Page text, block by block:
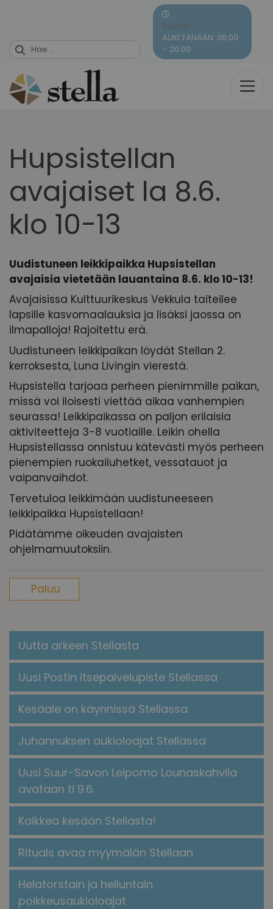
content
Suljettu
AUKI TÄNÄÄN: 06:00
– 20:00
Hupsistellan
avajaiset la 8.6.
klo 10-13
Uudistuneen leikkipaikka Hupsistellan
avajaisia vietetään lauantaina 8.6. klo 10-13!
Avajaisissa Kulttuurikeskus Vekkula taiteilee
lapsille kasvomaalauksia ja lisäksi jaossa on
ilmapalloja! Rajoitettu erä.
Uudistuneen leikkipaikan löydät Stellan 2.
kerroksesta, Luna Livingin vierestä.
Hupsistella tarjoaa perheen pienimmille paikan,
missä voi iloisesti viettää aikaa vanhempien
seurassa! Leikkipaikassa on paljon erilaisia
aktiviteetteja 3-8 vuotiaille. Leikin ohella
Hupsistellassa onnistuu kätevästi myös perheen
pienempien ruokailuhetket, vessatauot ja
vaipanvaihdot.
Tervetuloa leikkimään uudistuneeseen
leikkipaikka Hupsistellaan!
Pidätämme oikeuden avajaisten
ohjelmamuutoksiin.
Paluu
Uutta arkeen Stellasta
Uusi Postin itsepalvelupiste Stellassa
Kesäale on käynnissä Stellassa
Juhannuksen aukioloajat Stellassa
Uusi Suur-Savon Leipomo Lounaskahvila
avataan ti 9.6.
Kaikkea kesään Stellasta!
​​Rituals avaa myymälän Stellaan​
Helatorstain ja helluntain
poikkeusaukioloajat